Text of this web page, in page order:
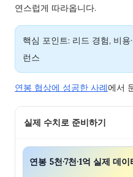
연스럽게 따라옵니다.
핵심 포인트: 리드 경험, 비
런스
연봉 협상에 성공한 사례에서
실제 수치로 준비하기
연봉 5천·7천·1억 실제 데이